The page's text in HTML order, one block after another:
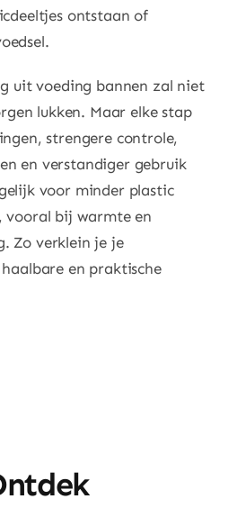
ontstaan of
uit voeding bannen zal niet
lukken. Maar elke stap
strengere controle,
en verstandiger gebruik
voor minder plastic
vooral bij warmte en
Zo verklein je je
en praktische